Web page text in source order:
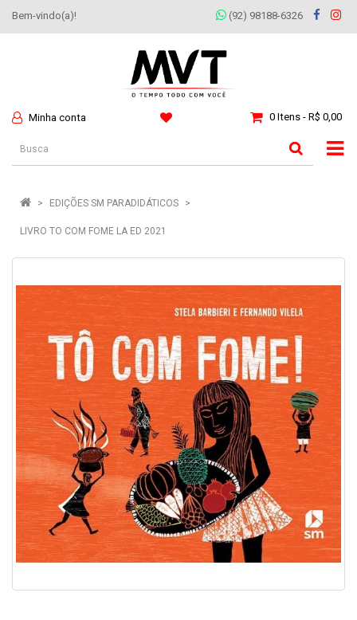
Bem-vindo(a)! (92) 98188-6326
Minha conta 0 Itens - R$ 0,00
EDIÇÕES SM PARADIDÁTICOS
LIVRO TO COM FOME LA ED 2021